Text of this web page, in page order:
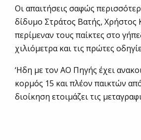
Οι απαιτήσεις σαφώς
δίδυμο Στράτος Βατής, Χρήστος
περίμεναν τους παίκτες στο
χιλιόμετρα και τις πρώτες
‘Ηδη με τον ΑΟ Πηγής έχει
κορμός 15 και πλέον παικτών
διοίκηση ετοιμάζει τις